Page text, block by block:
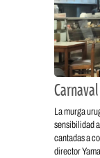
La murga
sensibilidad
cantadas a
director